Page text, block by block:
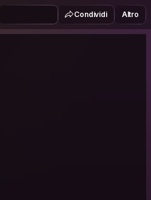
Condividi Altro